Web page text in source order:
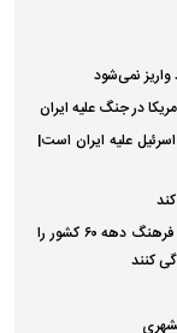
واریز نمی‌شود
علیه ایران است|
حسین مرعشی: جمهوری اسلامی نمی‌تواند با ادبیات و فرهنگ دهه ۶۰ کشور را
کنند